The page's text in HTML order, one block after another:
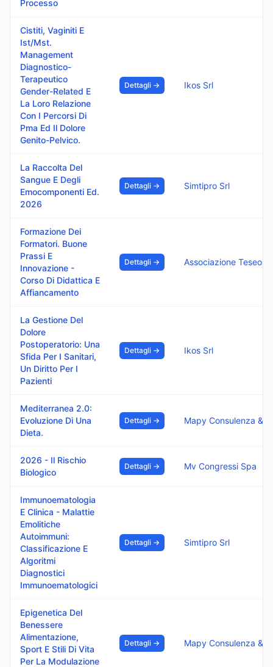
Processo
Cistiti, Vaginiti E
Ist/Mst.
Management
Diagnostico-
Terapeutico
Gender-Related E
La Loro Relazione
Con I Percorsi Di
Pma Ed Il Dolore
Genito-Pelvico.
Dettagli → Ikos Srl
La Raccolta Del
Sangue E Degli
Emocomponenti Ed.
2026
Dettagli → Simtipro Srl
Formazione Dei
Formatori. Buone
Prassi E
Innovazione -
Corso Di Didattica E
Affiancamento
Dettagli → Associazione Teseo
La Gestione Del
Dolore
Postoperatorio: Una
Sfida Per I Sanitari,
Un Diritto Per I
Pazienti
Dettagli → Ikos Srl
Mediterranea 2.0:
Evoluzione Di Una
Dieta.
Dettagli →
2026 - Il Rischio
Biologico
Dettagli → Mv Congressi Spa
Immunoematologia
E Clinica - Malattie
Emolitiche
Autoimmuni:
Classificazione E
Algoritmi
Diagnostici
Immunoematologici
Dettagli → Simtipro Srl
Epigenetica Del
Benessere
Alimentazione,
Sport E Stili Di Vita
Per La Modulazione
Dettagli →